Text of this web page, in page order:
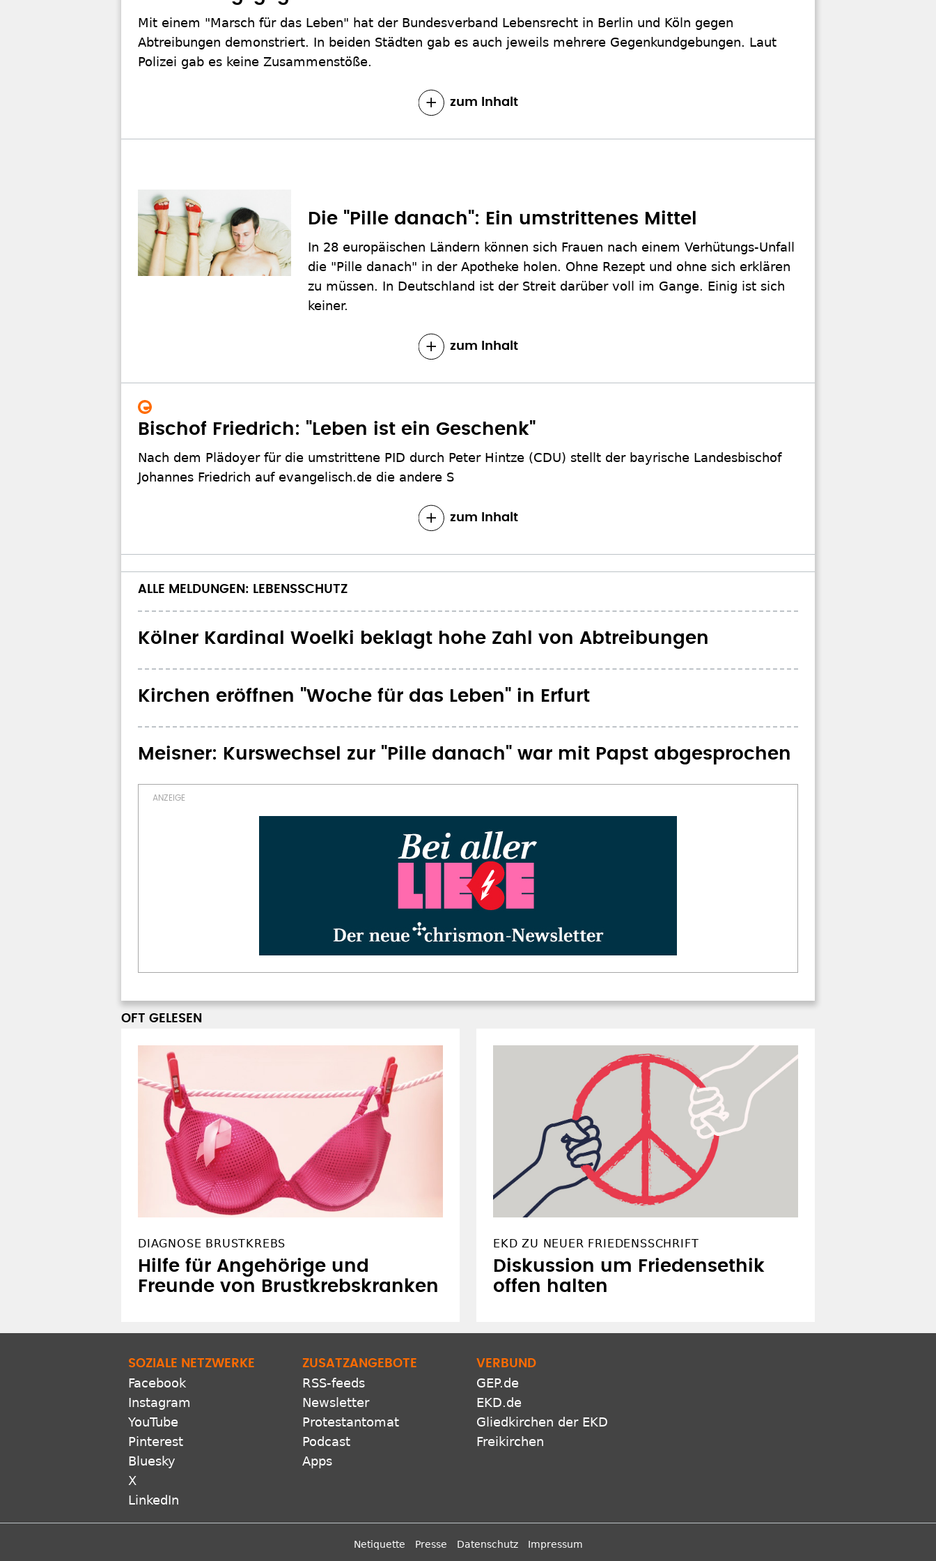
Mit einem "Marsch für das Leben" hat der Bundesverband Lebensrecht in Berlin und Köln gegen
Abtreibungen demonstriert. In beiden Städten gab es auch jeweils mehrere Gegenkundgebungen. Laut
Polizei gab es keine Zusammenstöße.
zum Inhalt
Die "Pille danach": Ein umstrittenes Mittel
In 28 europäischen Ländern können sich Frauen nach einem Verhütungs-Unfall
die "Pille danach" in der Apotheke holen. Ohne Rezept und ohne sich erklären
zu müssen. In Deutschland ist der Streit darüber voll im Gange. Einig ist sich
keiner.
zum Inhalt
Bischof Friedrich: "Leben ist ein Geschenk"
Nach dem Plädoyer für die umstrittene PID durch Peter Hintze (CDU) stellt der bayrische Landesbischof
Johannes Friedrich auf evangelisch.de die andere S
zum Inhalt
ALLE MELDUNGEN: LEBENSSCHUTZ
Kölner Kardinal Woelki beklagt hohe Zahl von Abtreibungen
Kirchen eröffnen "Woche für das Leben" in Erfurt
Meisner: Kurswechsel zur "Pille danach" war mit Papst abgesprochen
OFT GELESEN
DIAGNOSE BRUSTKREBS
Hilfe für Angehörige und
Freunde von Brustkrebskranken
EKD ZU NEUER FRIEDENSSCHRIFT
Diskussion um Friedensethik
offen halten
SOZIALE NETZWERKE
Facebook
Instagram
YouTube
Pinterest
Bluesky
X
LinkedIn
ZUSATZANGEBOTE
RSS-feeds
Newsletter
Protestantomat
Podcast
Apps
VERBUND
GEP.de
EKD.de
Gliedkirchen der EKD
Freikirchen
Netiquette Presse Datenschutz Impressum